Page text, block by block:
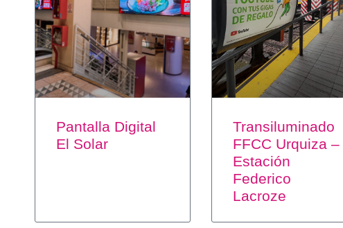
Pantalla Digital
El Solar
Transiluminado
FFCC Urquiza –
Estación
Federico
Lacroze